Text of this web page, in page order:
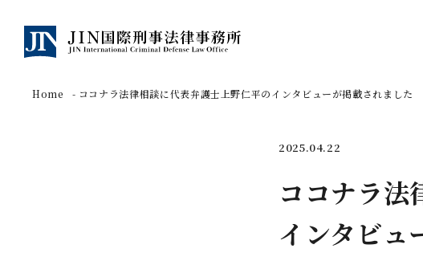
Home ココナラ法律相談に代表弁護士上野仁平のインタビューが掲載されました
2025.04.22
ココナラ法
インタビュ